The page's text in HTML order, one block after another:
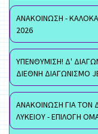
ΑΝΑΚΟΙΝΩΣΗ -
2026
ΥΠΕΝΘΥΜΙΣΗ! Δ'
ΔΙΕΘΝΗ ΔΙΑΓΩΝΙΣΜΟ
ΑΝΑΚΟΙΝΩΣΗ ΓΙΑ ΤΟΝ
ΛΥΚΕΙΟΥ - ΕΠΙΛΟΓΗ